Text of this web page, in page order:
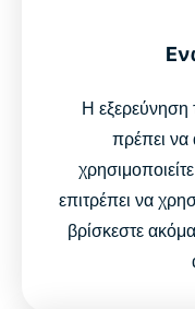
Η εξερεύνηση
πρέπει να
επιτρέπει να
βρίσκεστε